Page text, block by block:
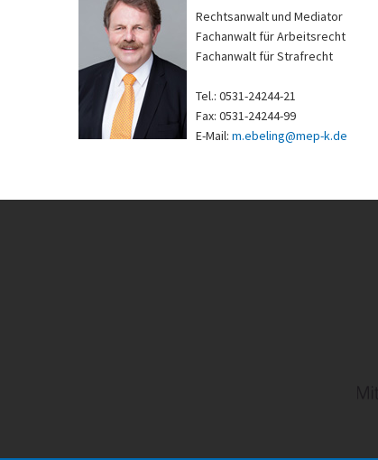
Rechtsanwalt und Mediator
Fachanwalt für Arbeitsrecht
Fachanwalt für Strafrecht
Tel.: 0531-24244-21
Fax: 0531-24244-99
E-Mail: m.ebeling@mep-k.de